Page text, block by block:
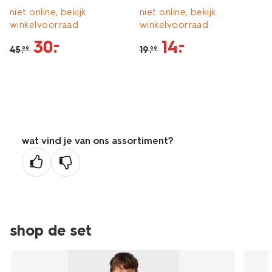
niet online, bekijk
winkelvoorraad
45.99 30.
–
niet online, bekijk
winkelvoorraad
19.99 14.
–
wat vind je van ons assortiment?
shop de set